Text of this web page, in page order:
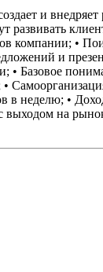
и внедряет
развивать
компании; •
и
• Базовое
•
в неделю; •
выходом на